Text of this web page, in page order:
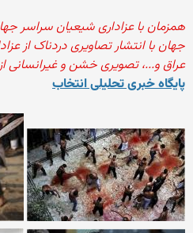
همزمان با عزاداری شیعیان سراسر
جهان با انتشار تصاویری دردناک از
عراق و...، تصویری خشن و غیرانسانی
پایگاه خبری تحلیلی انتخاب